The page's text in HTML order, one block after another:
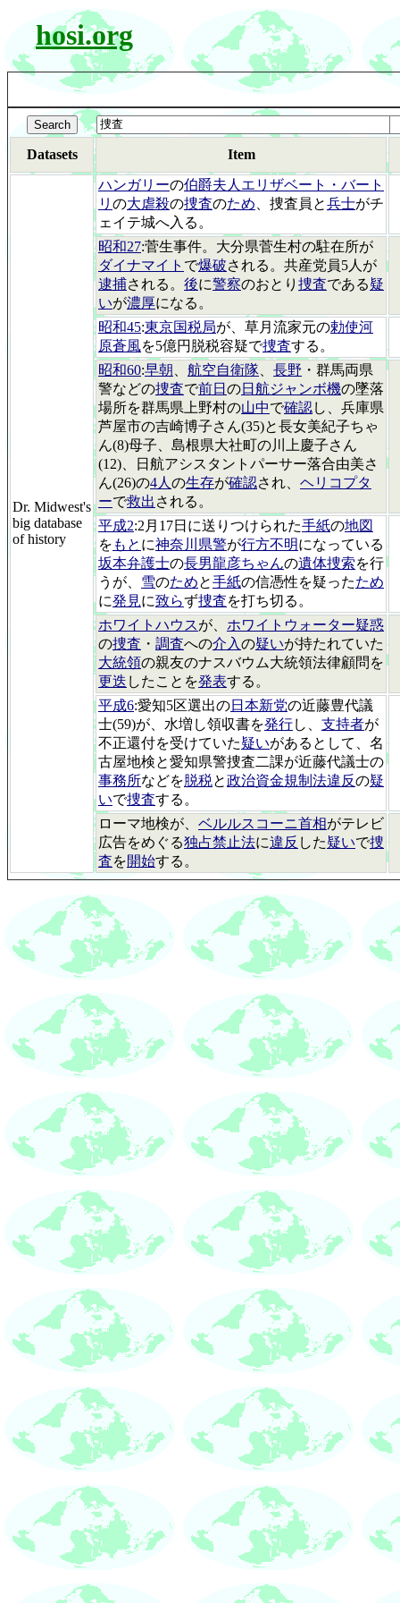
hosi.org
Datasets Item
Dr. Midwest's
big database
of history
ハンガリーの伯爵夫人エリザベート・バート
リ の大虐殺の捜査のため 、捜査員と兵士がチ
ェイテ城へ入る。
昭和27:菅生事件。大分県菅生村の駐在所が
ダイナマイト で爆破される。共産党員5人が
逮捕される。 後に警察のおとり 捜査である疑
いが濃厚になる。
昭和45:東京国税局が、草月流家元の勅使河
原蒼風を5億円脱税容疑で捜査する。
昭和60:早朝 航空自衛隊 長野 ・群馬両県
警などの捜査で前日 の日航ジャンボ機の墜落
場所を群馬県上野村の山中で確認し、兵庫県
芦屋市の吉崎博子さん(35)と長女美紀子ちゃ
ん(8)母子、島根県大社町の川上慶子さん
(12)、日航アシスタントパーサー落合由美さ
ん(26)の4人 の生存が確認され、 ヘリコプタ
ーで救出 される。
平成2:2月17日に送りつけられた手紙の地図
を もと に神奈川県警が行方不明になっている
坂本弁護士の長男龍彦ちゃんの遺体捜索を行
うが、 雪のためと手紙の信憑性を疑ったため
に発見に致らず捜査を打ち切る。
ホワイトハウスが、 ホワイトウォーター疑惑
の捜査 ・ 調査への介入の疑いが持たれていた
大統領の親友のナスバウム大統領法律顧問を
更迭 したことを発表する。
平成6:愛知5区選出の日本新党の近藤豊代議
士(59)が、水増し領収書を発行し、 支持者が
不正還付を受けていた疑いがあるとして、名
古屋地検と愛知県警捜査二課が近藤代議士の
事務所などを脱税と政治資金規制法違反の疑
いで捜査する。
ローマ地検が、 ベルルスコーニ首相がテレビ
広告をめぐる独占禁止法に違反 した疑いで捜
査を開始する。